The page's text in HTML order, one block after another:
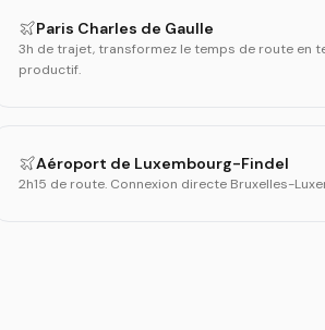
Paris Charles de Gaulle
3h de trajet, transformez le temps de route en
productif.
Aéroport de Luxembourg-Findel
2h15 de route. Connexion directe Bruxelles-